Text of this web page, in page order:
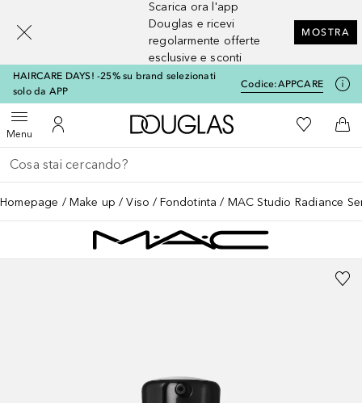
Scarica ora l'app
Douglas e ricevi
regolarmente offerte
esclusive e sconti
MOSTRA
HAIRCARE DAYS! -25% su brand selezionati
solo da APP
Codice:APPCARE
MenuApri menuAl Mio Account
A Douglas HomeAlla Mia
Al
Torna indietro
Esegui ricerca
Homepage Make up Viso Fondotinta MAC Studio Radiance
[navigation.slideout.screenreader]